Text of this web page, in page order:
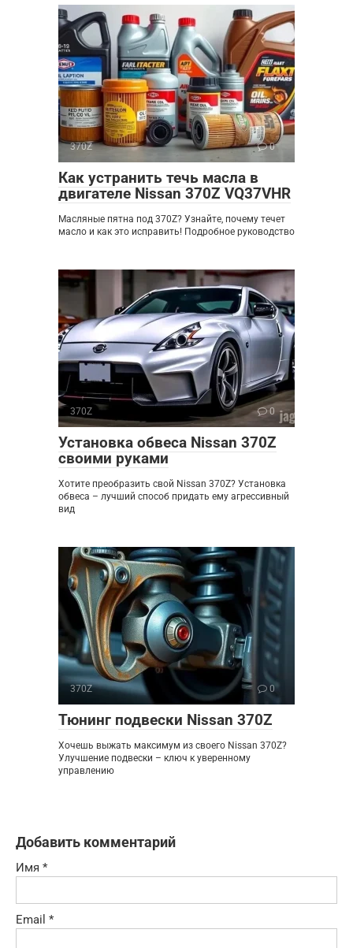
370Z 0
Как устранить течь масла в
двигателе Nissan 370Z VQ37VHR
Масляные пятна под 370Z? Узнайте, почему течет
масло и как это исправить! Подробное руководство
370Z 0
Установка обвеса Nissan 370Z
своими руками
Хотите преобразить свой Nissan 370Z? Установка
обвеса – лучший способ придать ему агрессивный
вид
370Z 0
Тюнинг подвески Nissan 370Z
Хочешь выжать максимум из своего Nissan 370Z?
Улучшение подвески – ключ к уверенному
управлению
Добавить комментарий
Имя *
Email *